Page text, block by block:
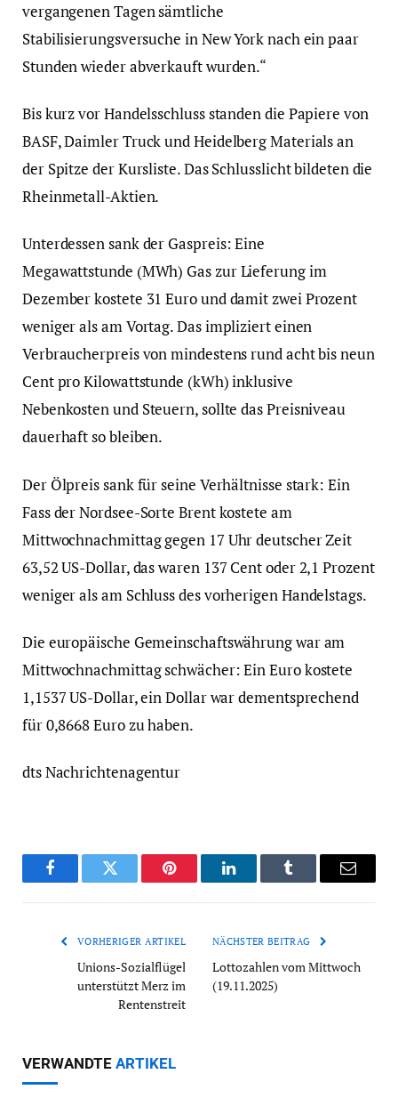
vergangenen Tagen sämtliche
Stabilisierungsversuche in New York nach ein paar
Stunden wieder abverkauft wurden.“
Bis kurz vor Handelsschluss standen die Papiere von
BASF, Daimler Truck und Heidelberg Materials an
der Spitze der Kursliste. Das Schlusslicht bildeten die
Rheinmetall-Aktien.
Unterdessen sank der Gaspreis: Eine
Megawattstunde (MWh) Gas zur Lieferung im
Dezember kostete 31 Euro und damit zwei Prozent
weniger als am Vortag. Das impliziert einen
Verbraucherpreis von mindestens rund acht bis neun
Cent pro Kilowattstunde (kWh) inklusive
Nebenkosten und Steuern, sollte das Preisniveau
dauerhaft so bleiben.
Der Ölpreis sank für seine Verhältnisse stark: Ein
Fass der Nordsee-Sorte Brent kostete am
Mittwochnachmittag gegen 17 Uhr deutscher Zeit
63,52 US-Dollar, das waren 137 Cent oder 2,1 Prozent
weniger als am Schluss des vorherigen Handelstags.
Die europäische Gemeinschaftswährung war am
Mittwochnachmittag schwächer: Ein Euro kostete
1,1537 US-Dollar, ein Dollar war dementsprechend
für 0,8668 Euro zu haben.
dts Nachrichtenagentur
FacebookTwitter Pinterest LinkedInTumblr Email
VORHERIGER ARTIKEL
Unions-Sozialflügel
unterstützt Merz im
Rentenstreit
NÄCHSTER BEITRAG
Lottozahlen vom Mittwoch
(19.11.2025)
VERWANDTE ARTIKEL